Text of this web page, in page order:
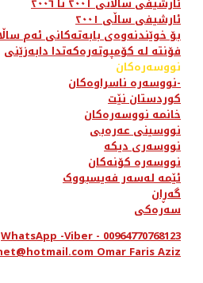
ئارشیفی ساڵی ٢٠٠١
بۆ خوێندنەوەی بابەتەکانی ئەم
فۆنتە لە کۆمپوتەرەکەتدا دابەزێنی
نووسەرەکان
نووسەرە ناسراوەکان-
کوردستان نێت
خانمە نووسەرەکان
نووسینی عەرەبی
نووسەری دیکە
نووسەرە کۆنەکان
ئێمە لەسەر فەیسبووک
گەڕان
سەرەکی
WhatsApp -Viber - 00964770768123
Omar Faris Aziz